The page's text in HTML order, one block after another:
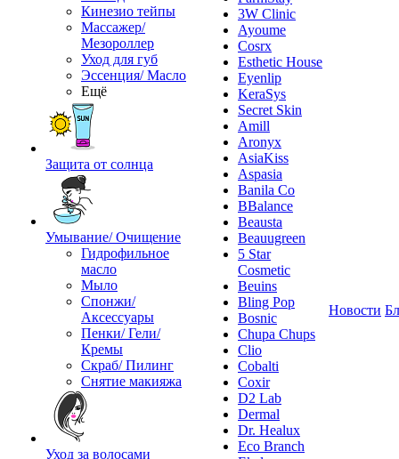
Кинезио тейпы
Массажер/
Мезороллер
Уход для губ
Эссенция/ Масло
Ещё
Защита от солнца
Умывание/ Очищение
Гидрофильное
масло
Мыло
Спонжи/
Аксессуары
Пенки/ Гели/
Кремы
Скраб/ Пилинг
Снятие макияжа
Уход за волосами
3W Clinic
Ayoume
Cosrx
Esthetic House
Eyenlip
KeraSys
Secret Skin
Amill
Aronyx
AsiaKiss
Aspasia
Banila Co
BBalance
Beausta
Beauugreen
5 Star
Cosmetic
Beuins
Bling Pop
Bosnic
Chupa Chups
Clio
Cobalti
Coxir
D2 Lab
Dermal
Dr. Healux
Eco Branch
Новости